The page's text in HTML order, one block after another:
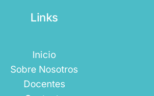
Links
Inicio
Sobre Nosotros
Docentes